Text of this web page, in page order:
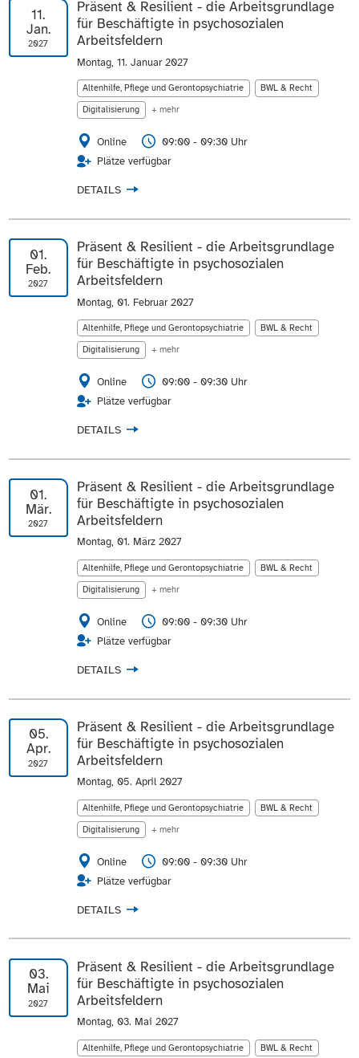
11.
Jan.
2027
Präsent & Resilient - die Arbeitsgrundlage
für Beschäftigte in psychosozialen
Arbeitsfeldern
Montag, 11. Januar 2027
Altenhilfe, Pflege und Gerontopsychiatrie
BWL & Recht
Digitalisierung
+ mehr
Online
09:00 - 09:30 Uhr
Plätze verfügbar
DETAILS
01.
Feb.
2027
Präsent & Resilient - die Arbeitsgrundlage
für Beschäftigte in psychosozialen
Arbeitsfeldern
Montag, 01. Februar 2027
Altenhilfe, Pflege und Gerontopsychiatrie
BWL & Recht
Digitalisierung
+ mehr
Online
09:00 - 09:30 Uhr
Plätze verfügbar
DETAILS
01.
Mär.
2027
Präsent & Resilient - die Arbeitsgrundlage
für Beschäftigte in psychosozialen
Arbeitsfeldern
Montag, 01. März 2027
Altenhilfe, Pflege und Gerontopsychiatrie
BWL & Recht
Digitalisierung
+ mehr
Online
09:00 - 09:30 Uhr
Plätze verfügbar
DETAILS
05.
Apr.
2027
Präsent & Resilient - die Arbeitsgrundlage
für Beschäftigte in psychosozialen
Arbeitsfeldern
Montag, 05. April 2027
Altenhilfe, Pflege und Gerontopsychiatrie
BWL & Recht
Digitalisierung
+ mehr
Online
09:00 - 09:30 Uhr
Plätze verfügbar
DETAILS
03.
Mai
2027
Präsent & Resilient - die Arbeitsgrundlage
für Beschäftigte in psychosozialen
Arbeitsfeldern
Montag, 03. Mai 2027
Altenhilfe, Pflege und Gerontopsychiatrie
BWL & Recht